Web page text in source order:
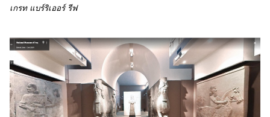
เกรท แบร์ริเออร์ รีฟ